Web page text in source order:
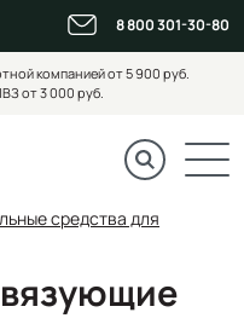
8 800 301-30-80
компанией от 5 900 руб.
от 3 000 руб.
средства для